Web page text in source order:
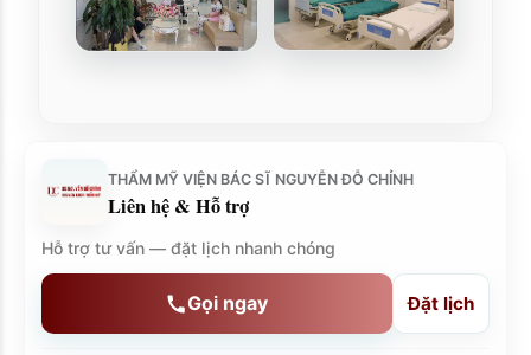
THẨM MỸ VIỆN BÁC SĨ NGUYỄN ĐỖ CHỈNH
Liên hệ & Hỗ trợ
Hỗ trợ tư vấn — đặt lịch nhanh chóng
Gọi ngay Đặt lịch